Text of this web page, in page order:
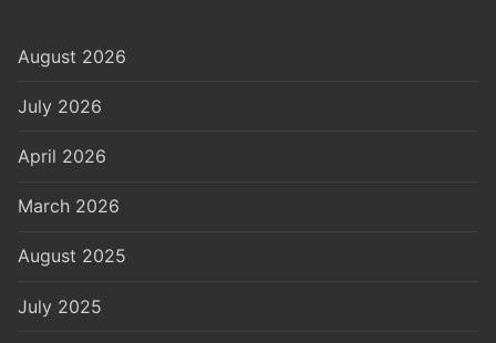
August 2026
July 2026
April 2026
March 2026
August 2025
July 2025